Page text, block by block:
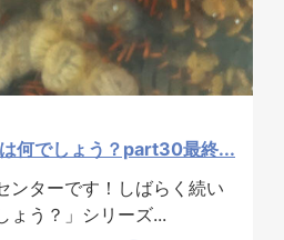
何でしょう？part30最終...
ンターです！しばらく続い
ょう？」シリーズ...